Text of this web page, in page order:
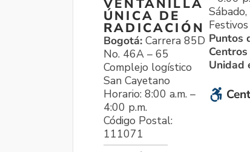
VENTANILLA
ÚNICA DE
RADICACIÓN
Bogotá: Carrera 85D
No. 46A – 65
Complejo logístico
San Cayetano
Horario: 8:00 a.m. –
4:00 p.m.
Código Postal:
111071
Puntos
Unidad